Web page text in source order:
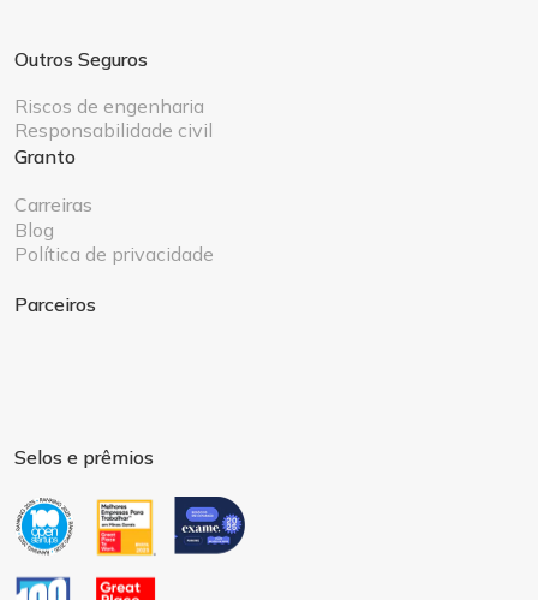
Outros Seguros
Riscos de engenharia
Responsabilidade civil
Granto
Carreiras
Blog
Política de privacidade
Parceiros
Selos e prêmios